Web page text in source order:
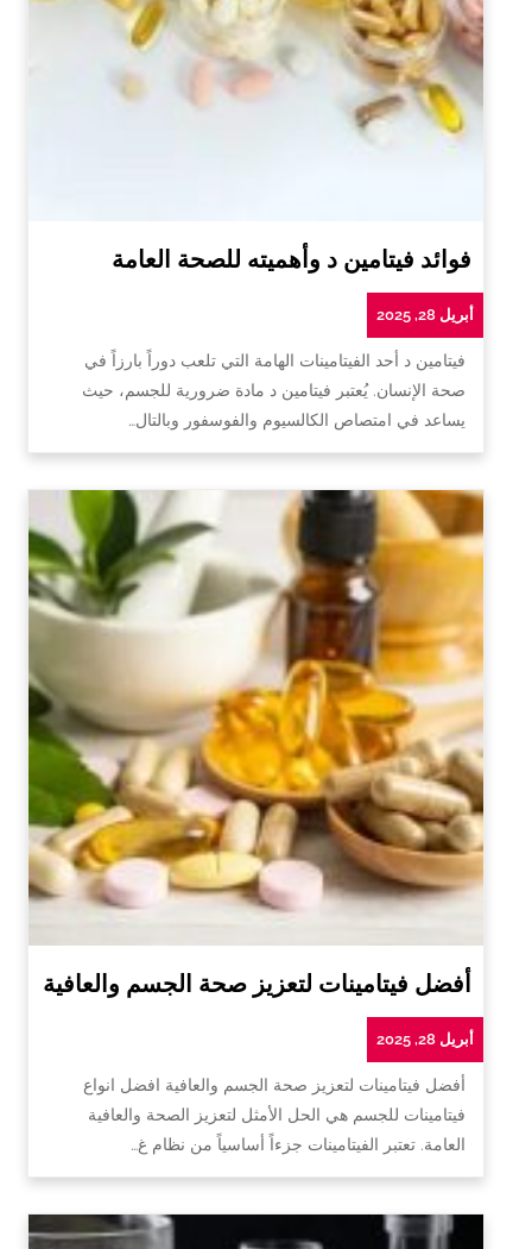
فوائد فيتامين د وأهميته للصحة العامة
أبريل 28, 2025
فيتامين د أحد الفيتامينات الهامة التي تلعب دوراً بارزاً في
صحة الإنسان. يُعتبر فيتامين د مادة ضرورية للجسم، حيث
يساعد في امتصاص الكالسيوم والفوسفور وبالتال…
أفضل فيتامينات لتعزيز صحة الجسم والعافية
أبريل 28, 2025
أفضل فيتامينات لتعزيز صحة الجسم والعافية افضل انواع
فيتامينات للجسم هي الحل الأمثل لتعزيز الصحة والعافية
العامة. تعتبر الفيتامينات جزءاً أساسياً من نظام غ…